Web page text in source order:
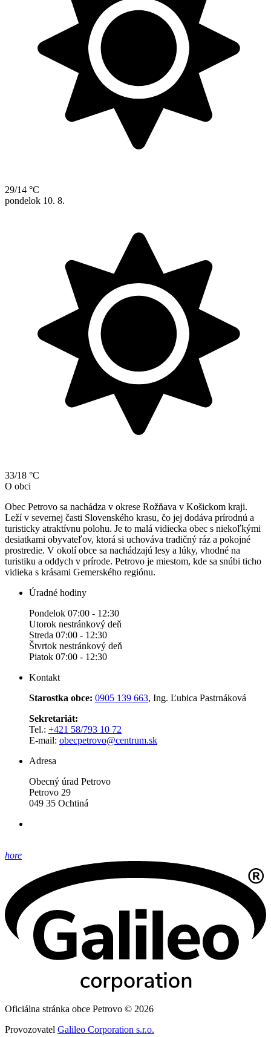
29/14 °C
pondelok 10. 8.
33/18 °C
O obci
Obec Petrovo sa nachádza v okrese Rožňava v Košickom kraji.
Leží v severnej časti Slovenského krasu, čo jej dodáva prírodnú a
turisticky atraktívnu polohu. Je to malá vidiecka obec s niekoľkými
desiatkami obyvateľov, ktorá si uchováva tradičný ráz a pokojné
prostredie. V okolí obce sa nachádzajú lesy a lúky, vhodné na
turistiku a oddych v prírode. Petrovo je miestom, kde sa snúbi ticho
vidieka s krásami Gemerského regiónu.
Úradné hodiny
Pondelok 07:00 - 12:30
Utorok nestránkový deň
Streda 07:00 - 12:30
Štvrtok nestránkový deň
Piatok 07:00 - 12:30
Kontakt
Starostka obce: 0905 139 663, Ing. Ľubica Pastrnáková
Sekretariát:
Tel.: +421 58/793 10 72
E-mail: obecpetrovo@centrum.sk
Adresa
Obecný úrad Petrovo
Petrovo 29
049 35 Ochtiná
hore
Oficiálna stránka obce Petrovo © 2026
Provozovatel Galileo Corporation s.r.o.